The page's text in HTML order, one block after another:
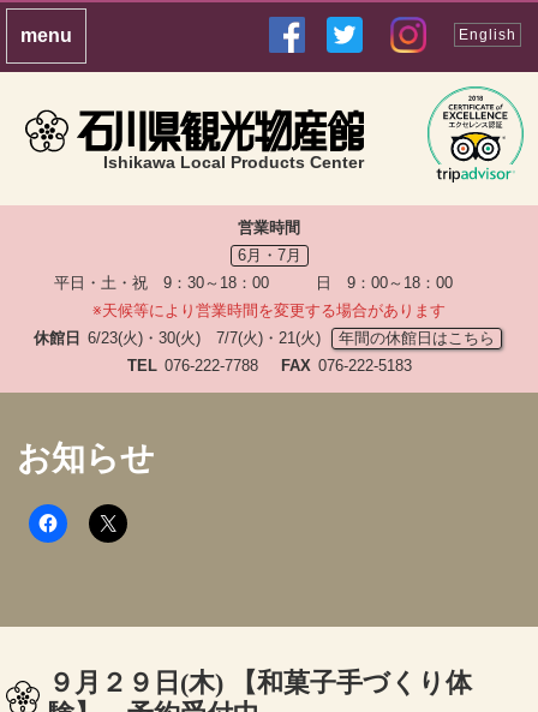
Ishikawa Local Products Center
English
営業時間
6月・7月
平日・土・祝 9：30～18：00 日 9：00～18：00
※天候等により営業時間を変更する場合があります
休館日 6/23(火)・30(火) 7/7(火)・21(火)
年間の休館日はこちら
TEL 076-222-7788 FAX 076-222-5183
お知らせ
９月２９日(木) 【和菓子手づくり体